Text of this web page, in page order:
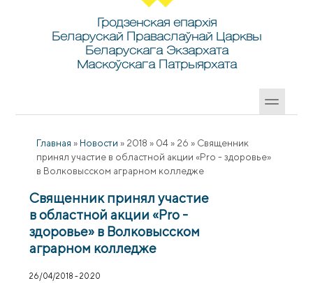
Гродзенская епархія
Беларускай Праваслаўнай Царквы
Беларускага Экзархата
Маскоўскага Патрыярхата
Главная » Новости » 2018 » 04 » 26 » Священник
принял участие в областной акции «Pro - здоровье»
в Волковысском аграрном колледже
Священник принял участие
в областной акции «Pro -
здоровье» в Волковысском
аграрном колледже
26/04/2018 - 20:20